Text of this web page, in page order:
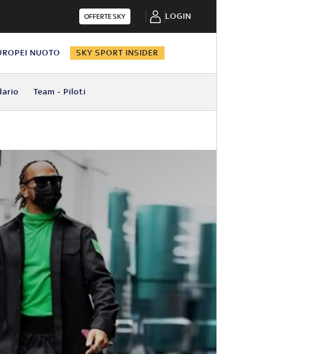
OFFERTE SKY LOGIN
NUOTO SKY SPORT INSIDER
Team - Piloti